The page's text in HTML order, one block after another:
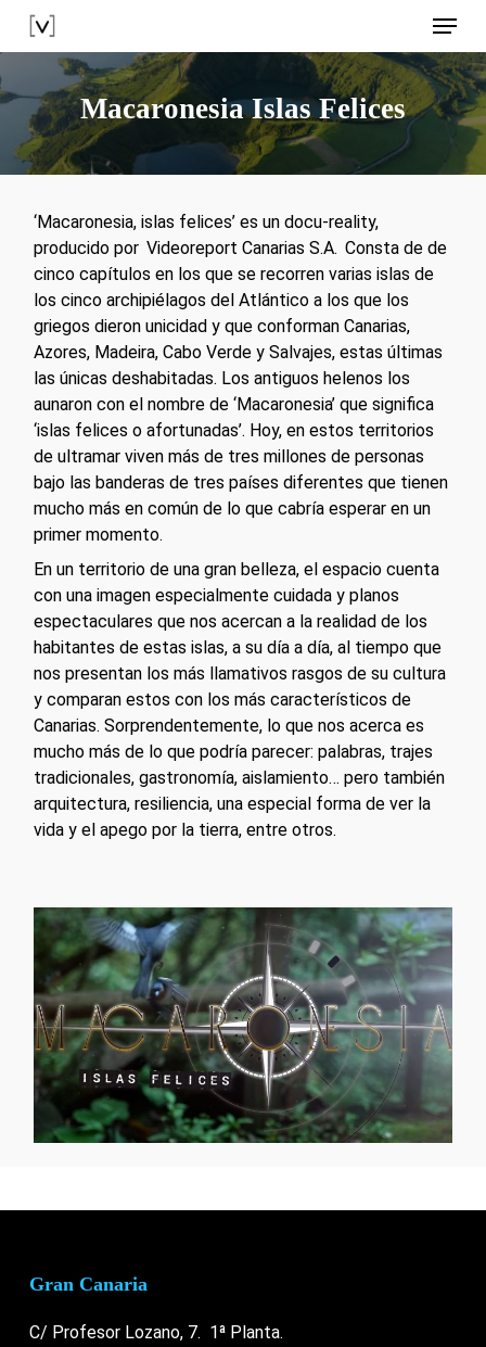
Skip
content
Menu
Macaronesia Islas Felices
‘Macaronesia, islas felices’ es un docu-reality,
producido por Videoreport Canarias S.A. Consta de de
cinco capítulos en los que se recorren varias islas de
los cinco archipiélagos del Atlántico a los que los
griegos dieron unicidad y que conforman Canarias,
Azores, Madeira, Cabo Verde y Salvajes, estas últimas
las únicas deshabitadas. Los antiguos helenos los
aunaron con el nombre de ‘Macaronesia’ que significa
‘islas felices o afortunadas’. Hoy, en estos territorios
de ultramar viven más de tres millones de personas
bajo las banderas de tres países diferentes que tienen
mucho más en común de lo que cabría esperar en un
primer momento.
En un territorio de una gran belleza, el espacio cuenta
con una imagen especialmente cuidada y planos
espectaculares que nos acercan a la realidad de los
habitantes de estas islas, a su día a día, al tiempo que
nos presentan los más llamativos rasgos de su cultura
y comparan estos con los más característicos de
Canarias. Sorprendentemente, lo que nos acerca es
mucho más de lo que podría parecer: palabras, trajes
tradicionales, gastronomía, aislamiento… pero también
arquitectura, resiliencia, una especial forma de ver la
vida y el apego por la tierra, entre otros.
Play Video
Gran Canaria
C/ Profesor Lozano, 7. 1ª Planta.